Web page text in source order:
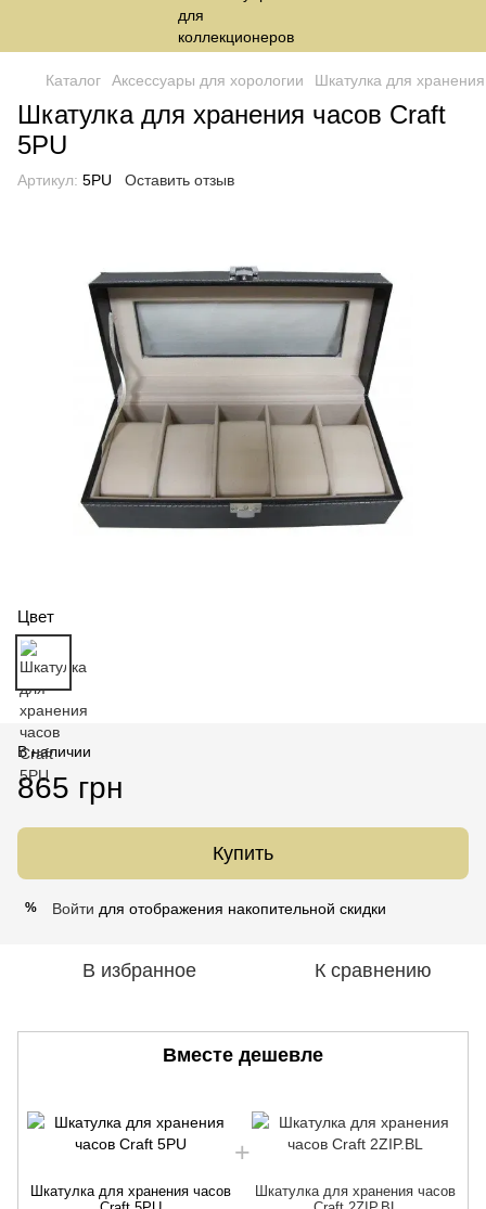
Каталог Аксессуары для хорологии Шкатулка для
Шкатулка для хранения часов Craft
5PU
Артикул: 5PU Оставить отзыв
Цвет
В наличии
865 грн
Купить
% Войти для отображения накопительной скидки
В избранное К сравнению
Вместе дешевле
Шкатулка для хранения часов
Шкатулка для хранения часов